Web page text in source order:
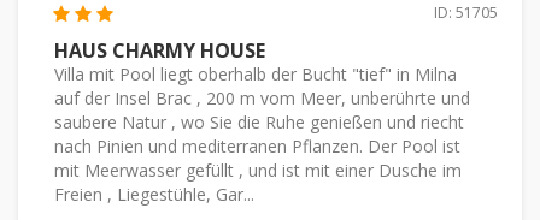
ID: 51705
HAUS CHARMY HOUSE
Villa mit Pool liegt oberhalb der Bucht "tief" in Milna
auf der Insel Brac , 200 m vom Meer, unberührte und
saubere Natur , wo Sie die Ruhe genießen und riecht
nach Pinien und mediterranen Pflanzen. Der Pool ist
mit Meerwasser gefüllt , und ist mit einer Dusche im
Freien , Liegestühle, Gar...